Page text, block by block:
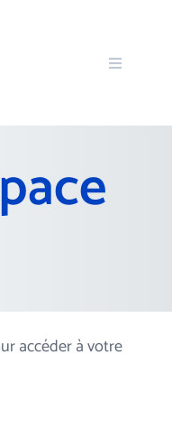
accéder à votre